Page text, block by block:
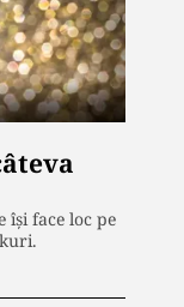
își face loc pe